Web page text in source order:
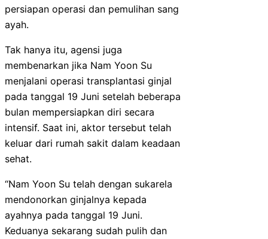
persiapan operasi dan pemulihan sang
ayah.
Tak hanya itu, agensi juga
membenarkan jika Nam Yoon Su
menjalani operasi transplantasi ginjal
pada tanggal 19 Juni setelah beberapa
bulan mempersiapkan diri secara
intensif. Saat ini, aktor tersebut telah
keluar dari rumah sakit dalam keadaan
sehat.
“Nam Yoon Su telah dengan sukarela
mendonorkan ginjalnya kepada
ayahnya pada tanggal 19 Juni.
Keduanya sekarang sudah pulih dan